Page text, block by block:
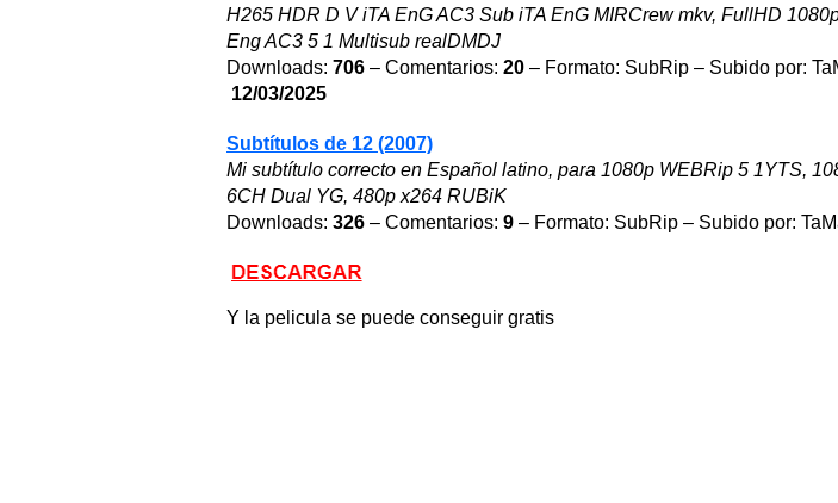
H265 HDR D V iTA EnG AC3 Sub iTA EnG MIRCrew mkv, FullHD
Eng AC3 5 1 Multisub realDMDJ
Downloads: 706 – Comentarios: 20 – Formato: SubRip – Subido por:
12/03/2025
Subtítulos de 12 (2007)
Mi subtítulo correcto en Español latino, para 1080p WEBRip 5 1YTS,
6CH Dual YG, 480p x264 RUBiK
Downloads: 326 – Comentarios: 9 – Formato: SubRip – Subido por:
Y la pelicula se puede conseguir gratis